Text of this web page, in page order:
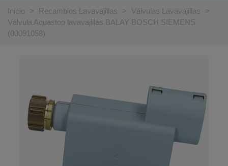
Inicio > Recambios Lavavajillas > Válvulas Lavavajillas
>
Válvula Aquastop lavavajillas BALAY BOSCH SIEMENS
(00091058)